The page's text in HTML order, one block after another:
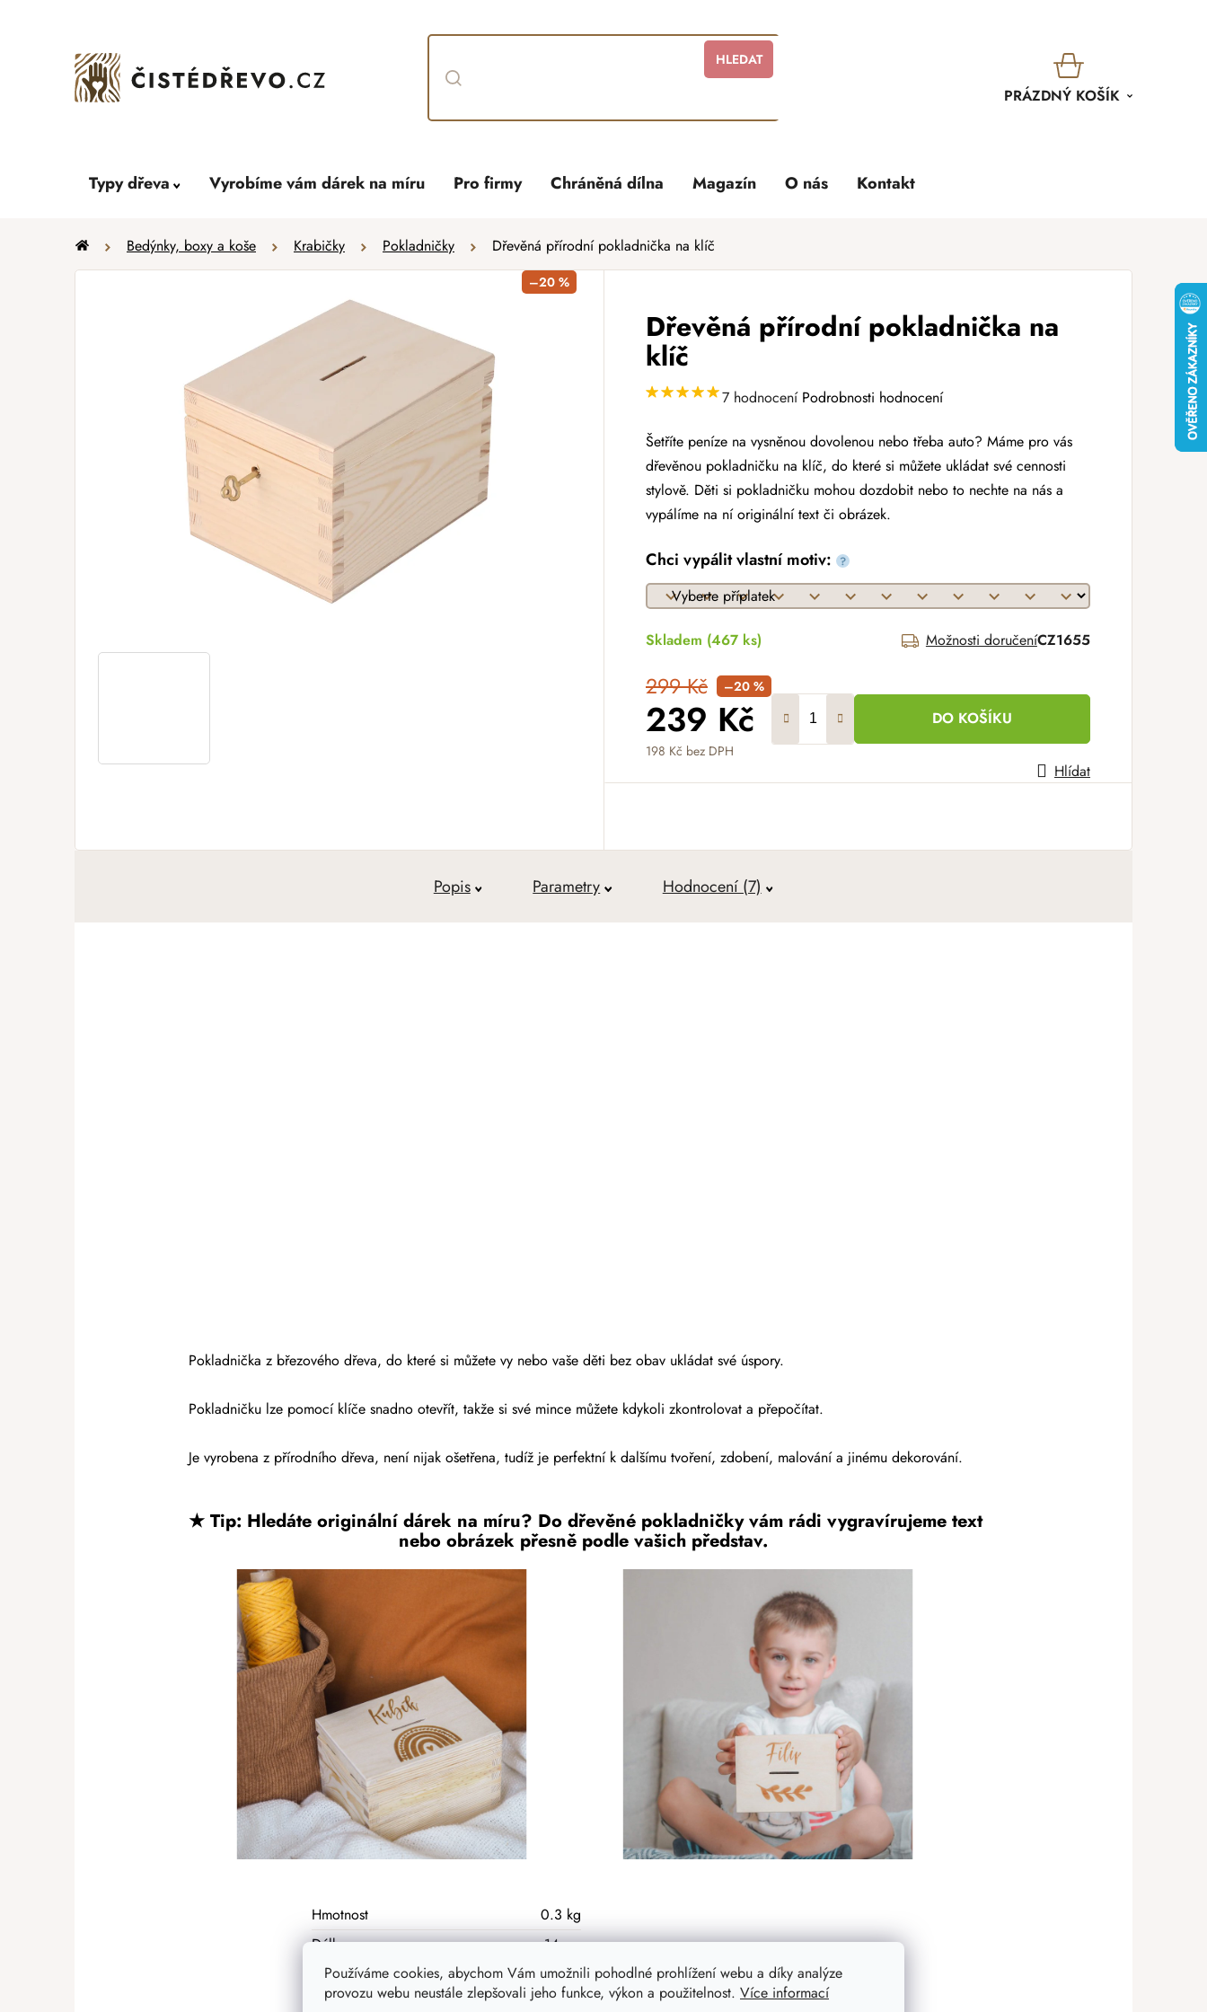
Používáme cookies, abychom Vám umožnili pohodlné prohlížení webu a díky analýze
provozu webu neustále zlepšovali jeho funkce, výkon a použitelnost. Více informací
HLEDAT
KOŠÍK
PRÁZDNÝ KOŠÍK
Typy dřeva Vyrobíme vám dárek na míru Pro firmy Chráněná dílna Magazín O nás Kontakt
Domů Bedýnky, boxy a koše Krabičky Pokladničky Dřevěná přírodní pokladnička na klíč
Dřevěná přírodní pokladnička na
klíč
7 hodnocení Podrobnosti hodnocení
Šetříte peníze na vysněnou dovolenou nebo třeba auto? Máme pro vás
dřevěnou pokladničku na klíč, do které si můžete ukládat své cennosti
stylově. Děti si pokladničku mohou dozdobit nebo to nechte na nás a
vypálíme na ní originální text či obrázek.
Chci vypálit vlastní motiv: ?
Skladem (467 ks) Možnosti doručeníCZ1655
299 Kč –20 %
239 Kč
198 Kč bez DPH
Měrná cena:
DO KOŠÍKU
Hlídat
–20 %
Popis Parametry Hodnocení (7)
Pokladnička z březového dřeva, do které si můžete vy nebo vaše děti bez obav ukládat své úspory.
Pokladničku lze pomocí klíče snadno otevřít, takže si své mince můžete kdykoli zkontrolovat a přepočítat.
Je vyrobena z přírodního dřeva, není nijak ošetřena, tudíž je perfektní k dalšímu tvoření, zdobení, malování a jinému dekorování.
★ Tip: Hledáte originální dárek na míru? Do dřevěné pokladničky vám rádi vygravírujeme text
nebo obrázek přesně podle vašich představ.
Hmotnost
0.3 kg
Délka
14 cm
Šířka
11 cm
Materiál
Borovice